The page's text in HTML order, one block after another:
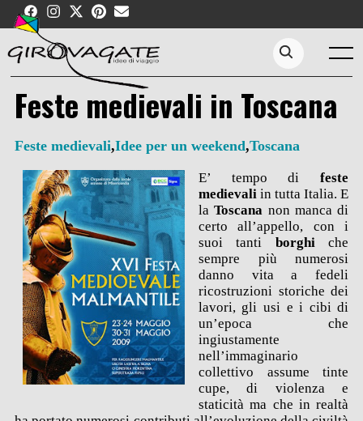
Skip
content
Menu
Search...
Feste medievali in Toscana
Feste medievali,Idee per un weekend,Toscana
E’ tempo difeste
medievaliin tutta Italia. E
laToscana non manca di
certo all’appello, con i
suoi tanti borghiche
sempre più numerosi
danno vita a fedeli
ricostruzioni storiche dei
lavori, gli usi e i cibi di
un’epoca che
ingiustamente
nell’immaginario
collettivo assume tinte
cupe, di violenza e
staticità ma che in realtà